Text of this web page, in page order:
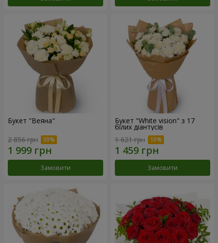
Букет "Веяна"
2 856 грн
Замовити
Букет "White vision" з 17
білих діантусів
1 621 грн
Замовити